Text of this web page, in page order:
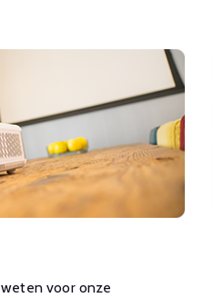
voor onze